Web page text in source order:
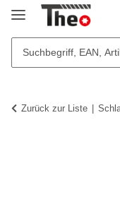
Zurück zur Liste